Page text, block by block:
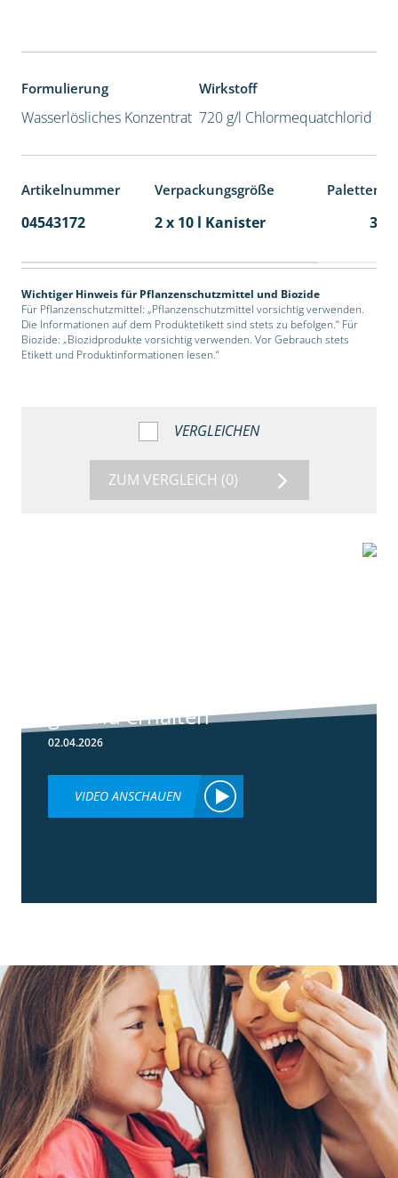
Formulierung
Wasserlösliches Konzentrat
Wirkstoff
720 g/l Chlormequatchlorid
Artikelnummer Verpackungsgröße
04543172 2 x 10 l Kanister 36
Wichtiger Hinweis für Pflanzenschutzmittel und Biozide
Für Pflanzenschutzmittel: „Pflanzenschutzmittel vorsichtig verwenden.
Die Informationen auf dem Produktetikett sind stets zu befolgen.“ Für
Biozide: „Biozidprodukte vorsichtig verwenden. Vor Gebrauch stets
Etikett und Produktinformationen lesen.“
VERGLEICHEN
ZUM VERGLEICH (0)
gesund erhalten
02.04.2026
VIDEO ANSCHAUEN